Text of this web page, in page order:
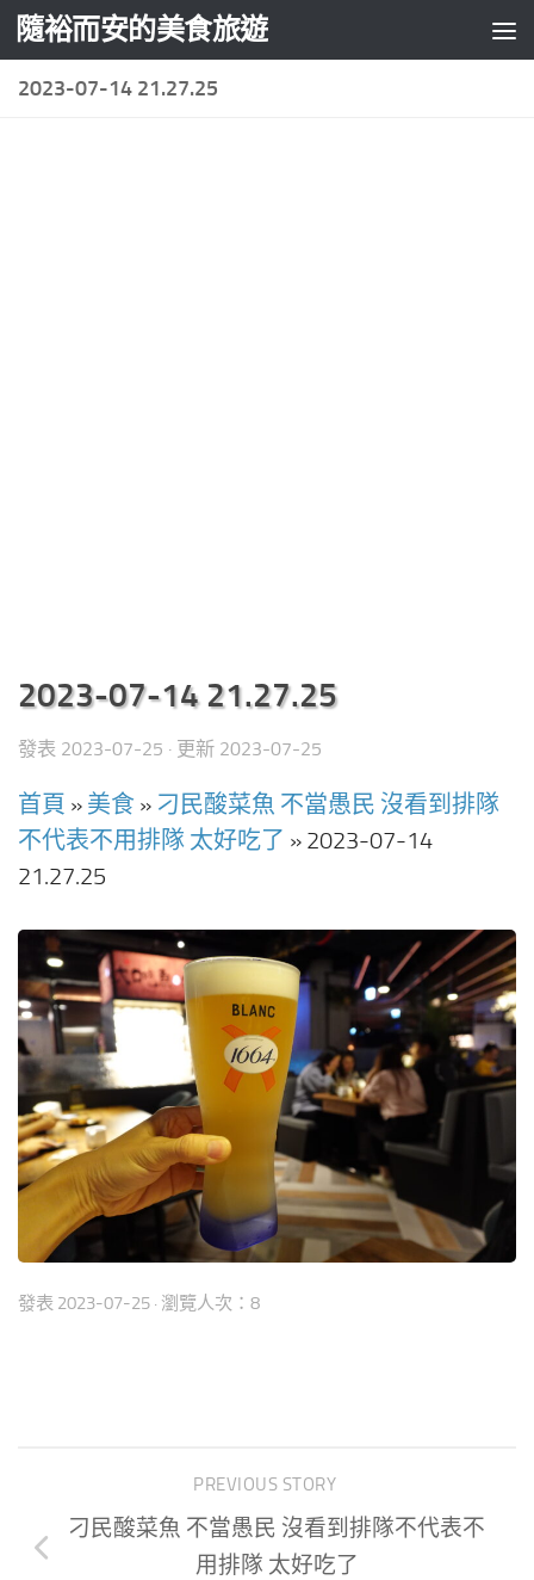
Skip to content
隨裕而安的美食旅遊
2023-07-14 21.27.25
2023-07-14 21.27.25
發表 2023-07-25 · 更新 2023-07-25
首頁 » 美食 » 刁民酸菜魚 不當愚民 沒看到排隊
不代表不用排隊 太好吃了 » 2023-07-14
21.27.25
發表 2023-07-25 · 瀏覽人次：8
PREVIOUS STORY
刁民酸菜魚 不當愚民 沒看到排隊不代表不
用排隊 太好吃了